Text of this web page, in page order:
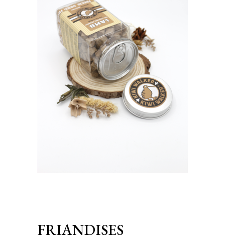
FRIANDISES